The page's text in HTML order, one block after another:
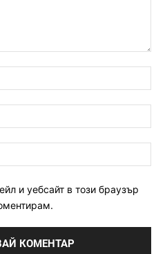
и уебсайт в този браузър